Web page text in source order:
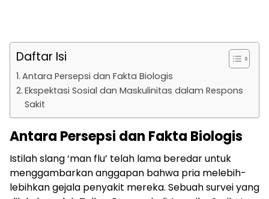
Daftar Isi
Antara Persepsi dan Fakta Biologis
Ekspektasi Sosial dan Maskulinitas dalam Respons
Sakit
Antara Persepsi dan Fakta Biologis
Istilah slang ‘man flu’ telah lama beredar untuk
menggambarkan anggapan bahwa pria melebih-
lebihkan gejala penyakit mereka. Sebuah survei yang